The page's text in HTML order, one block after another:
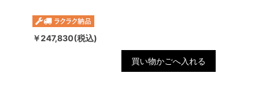
￥247,830(税込)
買い物かごへ入れる